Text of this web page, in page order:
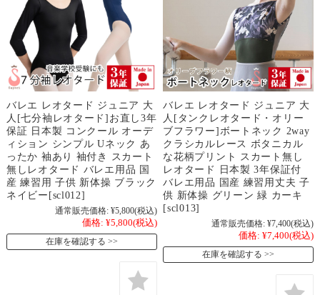
バレエ レオタード ジュニア 大
人[七分袖レオタード]お直し3年
保証 日本製 コンクール オーデ
ィション シンプル Uネック あ
ったか 袖あり 袖付き スカート
無しレオタード バレエ用品 国
産 練習用 子供 新体操 ブラック
ネイビー[scl012]
通常販売価格: ¥5,800(税込)
価格: ¥5,800(税込)
在庫を確認する
バレエ レオタード ジュニア 大
人[タンクレオタード・オリー
ブフラワー]ボートネック 2way
クラシカルレース ボタニカル
な花柄プリント スカート無し
レオタード 日本製 3年保証付
バレエ用品 国産 練習用丈夫 子
供 新体操 グリーン 緑 カーキ
[scl013]
通常販売価格: ¥7,400(税込)
価格: ¥7,400(税込)
在庫を確認する